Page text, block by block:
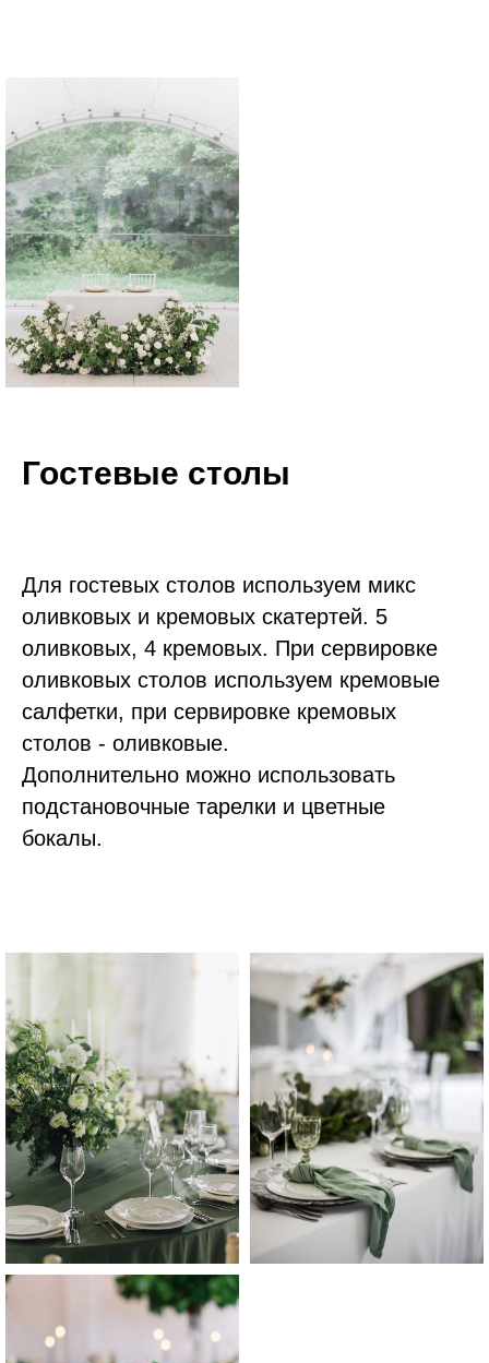
Гостевые столы
Для гостевых столов используем микс
оливковых и кремовых скатертей. 5
оливковых, 4 кремовых. При сервировке
оливковых столов используем кремовые
салфетки, при сервировке кремовых
столов - оливковые.
Дополнительно можно использовать
подстановочные тарелки и цветные
бокалы.